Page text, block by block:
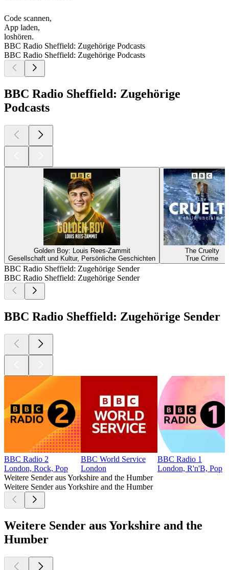
Code scannen,
App laden,
loshören.
BBC Radio Sheffield: Zugehörige Podcasts
BBC Radio Sheffield: Zugehörige Podcasts
BBC Radio Sheffield: Zugehörige
Podcasts
Golden Boy: Louis Rees-Zammit
Gesellschaft und Kultur, Persönliche Geschichten
The Cruelty
True Crime
BBC Radio Sheffield: Zugehörige Sender
BBC Radio Sheffield: Zugehörige Sender
BBC Radio Sheffield: Zugehörige Sender
BBC Radio 2
London, Rock, Pop
BBC World Service
London
BBC Radio 1
London, R'n'B, Pop
Weitere Sender aus Yorkshire and the Humber
Weitere Sender aus Yorkshire and the Humber
Weitere Sender aus Yorkshire and the
Humber